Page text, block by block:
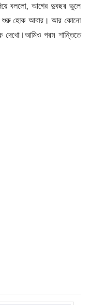
বললো, আগের দুবছর ভুলে
শুরু হোক আবার। আর কোনো
দেখো।আমিও পরম শান্তিতে